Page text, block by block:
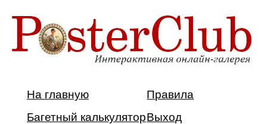
На главную
Правила
Багетный калькуляторВыход